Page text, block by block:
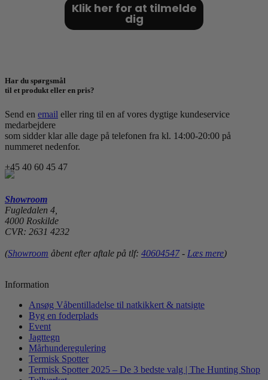
Klik her for at tilmelde
dig
Har du spørgsmål
til et produkt eller en pris?
Send en email eller ring til en af vores dygtige kundeservice
medarbejdere
som sidder klar alle dage på telefonen fra kl. 14:00-20:00 på
nummeret nedenfor.
+45 40 60 45 47
Showroom
Fugledalen 4,
4000 Roskilde
CVR: 2631 4232
(Showroom åbent efter aftale på tlf: 40604547- Læs mere)
Information
Ansøg Våbentilladelse til natkikkert & natsigte
Byg en foderplads
Event
Jagttegn
Mårhunderegulering
Termisk Spotter
Termisk Spotter 2025 – De 3 bedste valg | The Hunting Shop